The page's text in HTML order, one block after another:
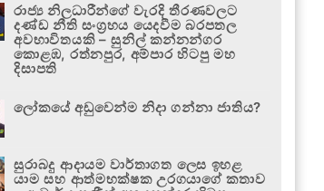
රාජ්‍ය නිලධාරීන්ගේ වැරදි තීරණවලට
දණ්ඩ නීති සංග්‍රහය යෙදවීම බරපතල
අවභාවිතයකි – සුනිල් කන්නන්ගර
කොළඹ, රත්නපුර, අම්පාර හිටපු මහ
දිසාපති
ලෝකයේ අඩුවෙන්ම නිදා ගන්නා ජාතිය?
සුරාබදු ආදායම වාර්තාගත ලෙස ඉහළ
යාම සහ ආත්මභක්ෂක උරගයාගේ කතාව